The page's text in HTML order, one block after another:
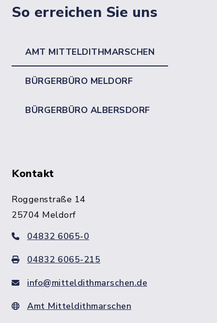
So erreichen Sie uns
AMT MITTELDITHMARSCHEN
BÜRGERBÜRO MELDORF
BÜRGERBÜRO ALBERSDORF
Kontakt
Roggenstraße 14
25704 Meldorf
04832 6065-0
04832 6065-215
info@mitteldithmarschen.de
Amt Mitteldithmarschen